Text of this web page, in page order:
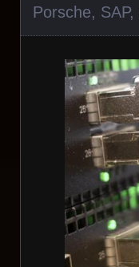
Porsche, SAP,